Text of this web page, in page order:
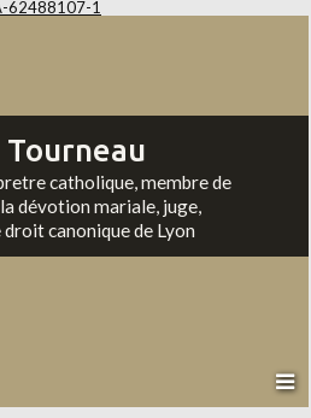
62488107-1
catholique, membre de
dévotion mariale, juge,
canonique de Lyon